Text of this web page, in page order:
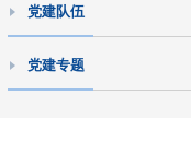
党建队伍
党建专题